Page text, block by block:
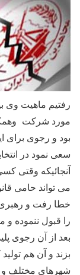
رفتیم ماهیت وی
مورد شرکت
بود و رجوی برای
سعی نمود در
آنجائیکه وقتی
می تواند حامی
خطا رفت و
را قبول ننموده
بعد از آن رجوی
بزند و آن هم
شهرهای مختلف و